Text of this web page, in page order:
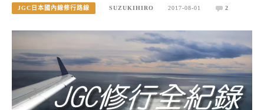
JGC日本國內線修行路線 SUZUKIHIRO 2017-08-01 2